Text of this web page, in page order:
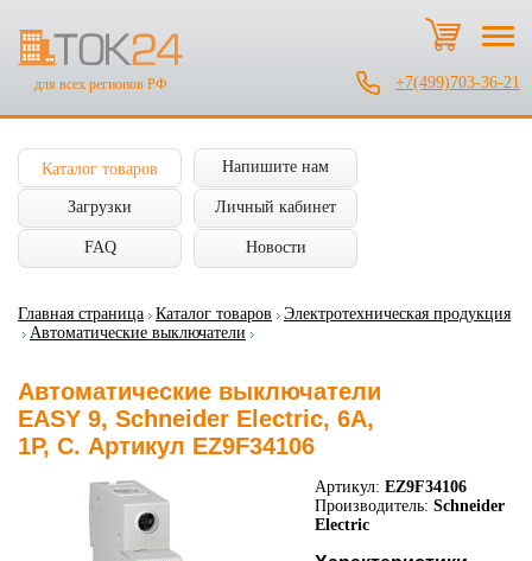
для всех регионов РФ +7(499)703-36-21
Каталог товаров Напишите нам
Загрузки Личный кабинет
FAQ Новости
Главная страница Каталог товаров
Электротехническая продукция
Автоматические выключатели
Автоматические выключатели
EASY 9, Schneider Electric, 6А,
1P, C. Артикул EZ9F34106
Артикул: EZ9F34106
Производитель: Schneider
Electric